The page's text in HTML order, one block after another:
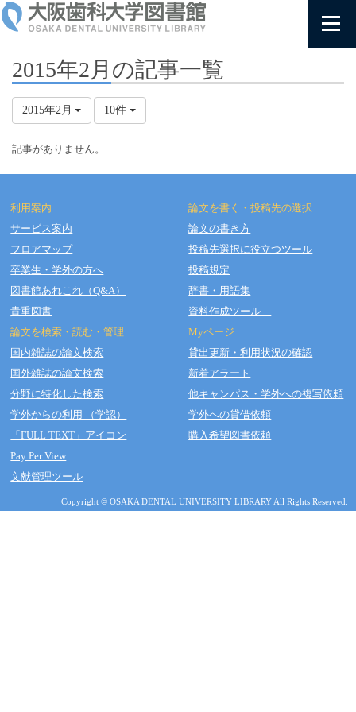
2015年2月の記事一覧
2015年2月 10件
記事がありません。
利用案内
サービス案内
フロアマップ
卒業生・学外の方へ
図書館あれこれ（Q&A）
貴重図書
論文を検索・読む・管理
国内雑誌の論文検索
国外雑誌の論文検索
分野に特化した検索
学外からの利用 （学認）
「FULL TEXT」アイコン
Pay Per View
文献管理ツール
論文を書く・投稿先の選択
論文の書き方
投稿先選択に役立つツール
投稿規定
辞書・用語集
資料作成ツール
Myページ
貸出更新・利用状況の確認
新着アラート
他キャンパス・学外への複写依頼
学外への貸借依頼
購入希望図書依頼
Copyright © OSAKA DENTAL UNIVERSITY LIBRARY All Rights Reserved.
Copyright © OSAKA DENTAL UNIVERSITY LIBRARY All Rights Reserved.